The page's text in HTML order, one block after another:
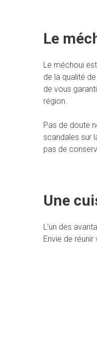
Le
Le méchoui
de la qualité
de vous
région.
Pas de doute
scandales sur
pas de
Une
L’un des
Envie de